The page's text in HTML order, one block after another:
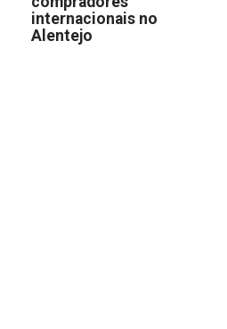
internacionais no
Alentejo